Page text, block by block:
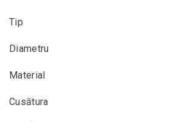
Tip
Diametru
Material
Cusătura